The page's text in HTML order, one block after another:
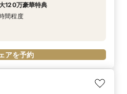
120万豪華特典
間程度
アを予約